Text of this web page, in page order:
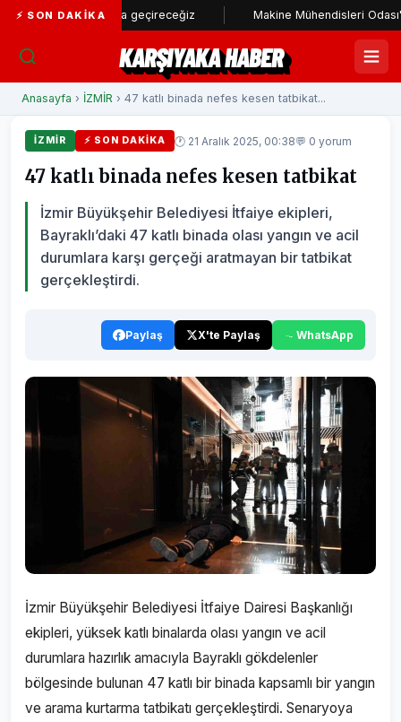
⚡ SON DAKIKA
hayata geçireceğiz Makine Mühendisleri Odası'ndan
KARŞIYAKA HABER
Anasayfa › İZMİR › 47 katlı binada nefes kesen tatbikat...
İZMİR ⚡ SON DAKIKA 🕐 21 Aralık 2025, 00:38💬 0 yorum
47 katlı binada nefes kesen tatbikat
İzmir Büyükşehir Belediyesi İtfaiye ekipleri,
Bayraklı’daki 47 katlı binada olası yangın ve acil
durumlara karşı gerçeği aratmayan bir tatbikat
gerçekleştirdi.
Paylaş X'te Paylaş WhatsApp
İzmir Büyükşehir Belediyesi İtfaiye Dairesi Başkanlığı
ekipleri, yüksek katlı binalarda olası yangın ve acil
durumlara hazırlık amacıyla Bayraklı gökdelenler
bölgesinde bulunan 47 katlı bir binada kapsamlı bir yangın
ve arama kurtarma tatbikatı gerçekleştirdi. Senaryoya